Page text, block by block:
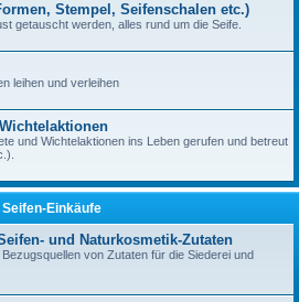
Stempel, Seifenschalen etc.)
getauscht werden, alles rund um die Seife.
leihen und verleihen
und Wichtelaktionen ins Leben gerufen und betreut
Seifen-Einkäufe
und Naturkosmetik-Zutaten
von Zutaten für die Siederei und